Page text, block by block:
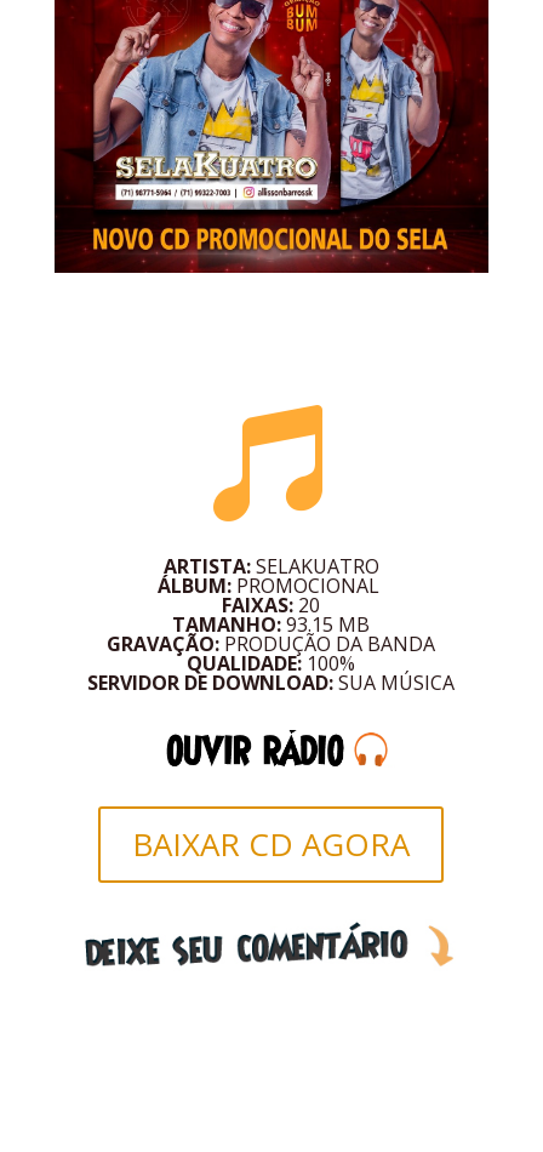

ARTISTA:SELAKUATRO
ÁLBUM: PROMOCIONAL
FAIXAS: 20
TAMANHO:93.15 MB
GRAVAÇÃO: PRODUÇÃO DA BANDA
QUALIDADE: 100%
SERVIDOR DE DOWNLOAD:SUA MÚSICA
BAIXAR CD AGORA